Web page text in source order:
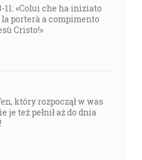
11: «Colui che ha iniziato
porterà a compimento
Cristo!»
który rozpoczął w was
je też pełnił aż do dnia